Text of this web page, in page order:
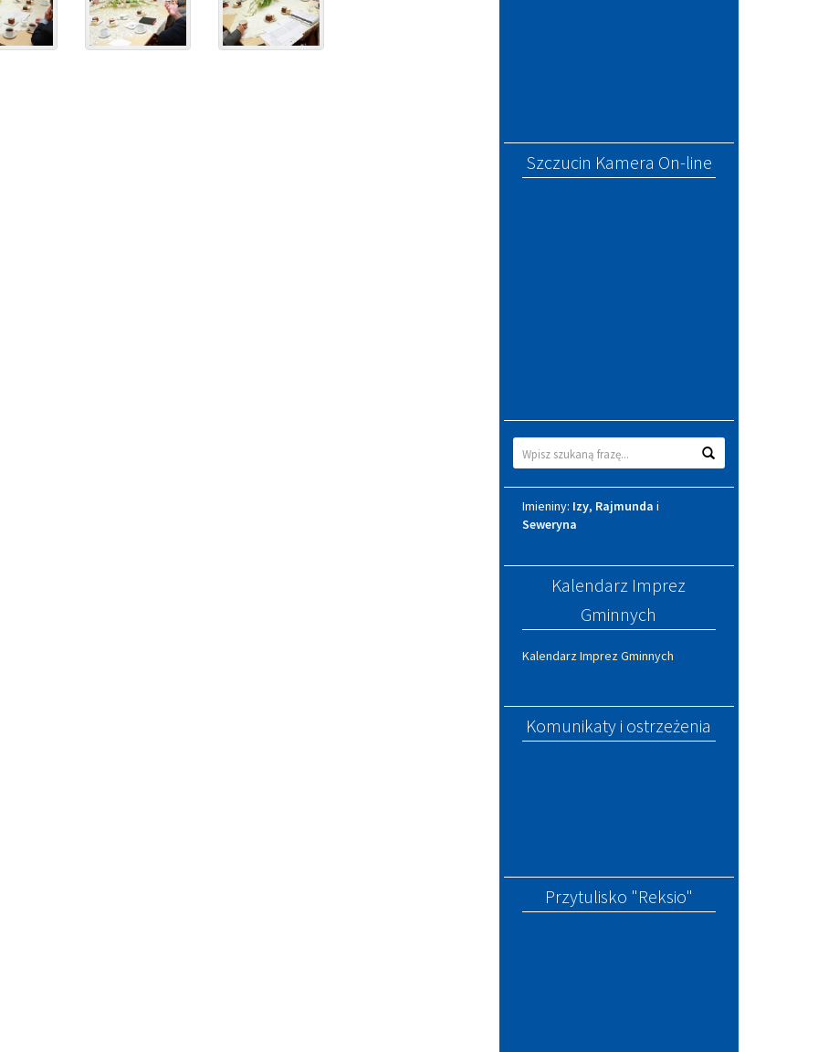
Szczucin Kamera On-line
Wyszukiwarka Wyszukaj
Imieniny
Imieniny: Izy, Rajmunda i
Seweryna
Kalendarz Imprez
Gminnych
Kalendarz Imprez Gminnych
Komunikaty i ostrzeżenia
Przytulisko "Reksio"